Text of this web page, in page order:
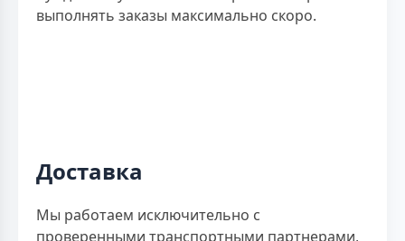
выполнять заказы максимально скоро.
Доставка
Мы работаем исключительно с
проверенными транспортными партнерами,